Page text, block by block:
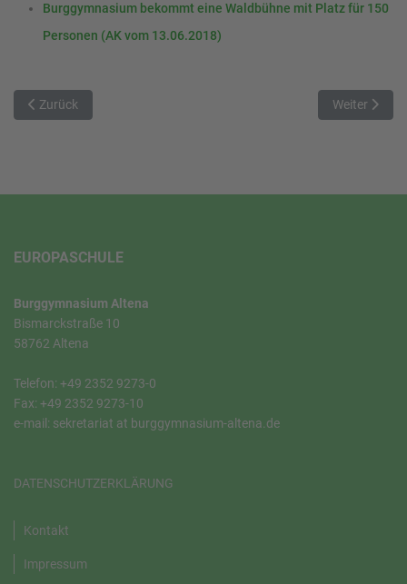
Burggymnasium bekommt eine Waldbühne mit Platz für 150
Personen (AK vom 13.06.2018)
Vorheriger Beitrag: Update: Fit für die Zukunft - Calliope mini
Zurück Nächster
Weiter
EUROPASCHULE
Burggymnasium Altena
Bismarckstraße 10
58762 Altena
Telefon: +49 2352 9273-0
Fax: +49 2352 9273-10
e-mail: sekretariat at burggymnasium-altena.de
DATENSCHUTZERKLÄRUNG
Kontakt
Impressum